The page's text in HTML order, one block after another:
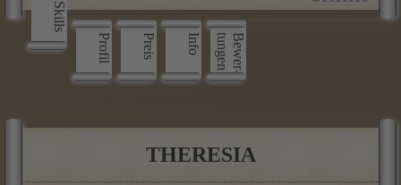
Skills
Profil
Preis Info B
e
w
e
r
­
t
u
n
g
e
n
THERESIA